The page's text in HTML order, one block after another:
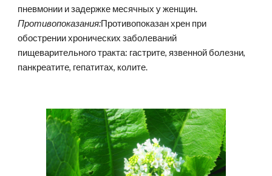
Противопоказания:Противопоказан хрен при
обострении хронических заболеваний
пищеварительного тракта: гастрите, язвенной болезни,
панкреатите, гепатитах, колите.